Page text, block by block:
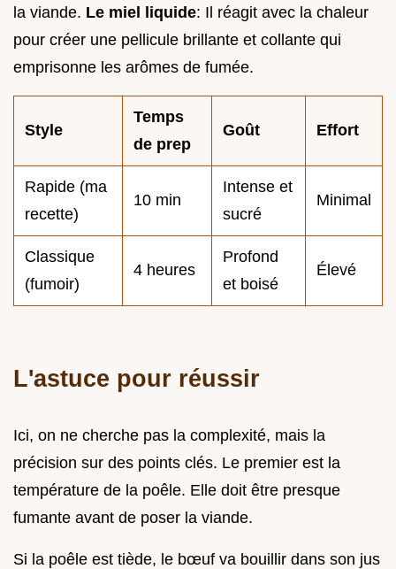
la viande. Le miel liquide: Il réagit avec la chaleur
pour créer une pellicule brillante et collante qui
emprisonne les arômes de fumée.
Style
Temps
de prep
Goût Effort
Rapide (ma
recette)
10 min
Intense et
sucré
Minimal
Classique
(fumoir)
4 heures
Profond
et boisé
Élevé
L'astuce pour réussir
Ici, on ne cherche pas la complexité, mais la
précision sur des points clés. Le premier est la
température de la poêle. Elle doit être presque
fumante avant de poser la viande.
Si la poêle est tiède, le bœuf va bouillir dans son jus